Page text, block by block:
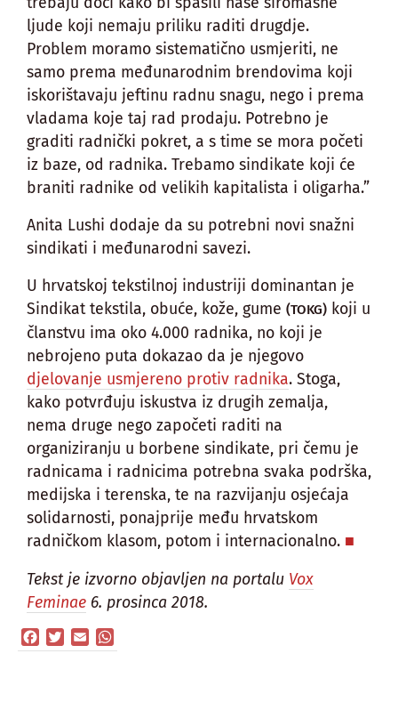
ljude koji nemaju priliku raditi drugdje.
Problem moramo sistematično usmjeriti, ne
samo prema međunarodnim brendovima koji
iskorištavaju jeftinu radnu snagu, nego i prema
vladama koje taj rad prodaju. Potrebno je
graditi radnički pokret, a s time se mora početi
iz baze, od radnika. Trebamo sindikate koji će
braniti radnike od velikih kapitalista i oligarha.”
Anita Lushi dodaje da su potrebni novi snažni
sindikati i međunarodni savezi.
U hrvatskoj tekstilnoj industriji dominantan je
Sindikat tekstila, obuće, kože, gume (TOKG) koji u
članstvu ima oko 4.000 radnika, no koji je
nebrojeno puta dokazao da je njegovo
djelovanje usmjereno protiv radnika. Stoga,
kako potvrđuju iskustva iz drugih zemalja,
nema druge nego započeti raditi na
organiziranju u borbene sindikate, pri čemu je
radnicama i radnicima potrebna svaka podrška,
medijska i terenska, te na razvijanju osjećaja
solidarnosti, ponajprije među hrvatskom
radničkom klasom, potom i internacionalno.
Tekst je izvorno objavljen na portalu Vox
Feminae 6. prosinca 2018.
Facebook
TwitterEmail